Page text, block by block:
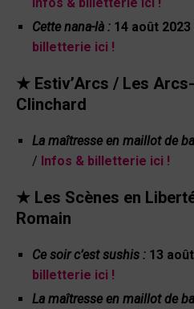
Cette nana-là : 14 août 2023
billetterie ici !
★ Estiv’Arcs / Les
Clinchard
La maîtresse en maillot de
/ Infos & billetterie ici !
★ Les Scènes en
Romain
Ce soir c’est sushis : 13
billetterie ici !
La maîtresse en maillot de